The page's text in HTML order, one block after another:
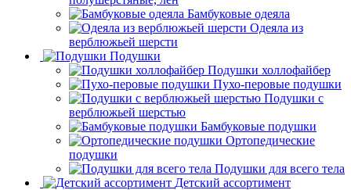
Бамбуковые одеяла
Одеяла из
верблюжьей шерсти
Подушки
Подушки холлофайбер
Пухо-перовые подушки
Подушки с
верблюжьей шерстью
Бамбуковые подушки
Ортопедические
подушки
Подушки для всего тела
Детский ассортимент